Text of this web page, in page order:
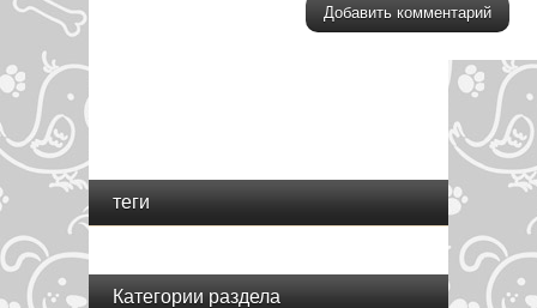
теги
Категории раздела